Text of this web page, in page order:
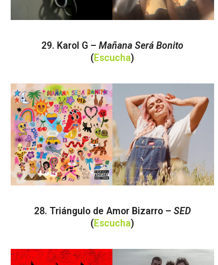
29. Karol G –Mañana Será Bonito
(Escucha)
28. Triángulo de Amor Bizarro –SED
(Escucha)